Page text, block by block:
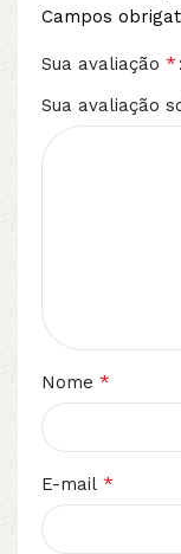
Campos
Sua avaliação *
Sua avaliação
Nome *
E-mail *